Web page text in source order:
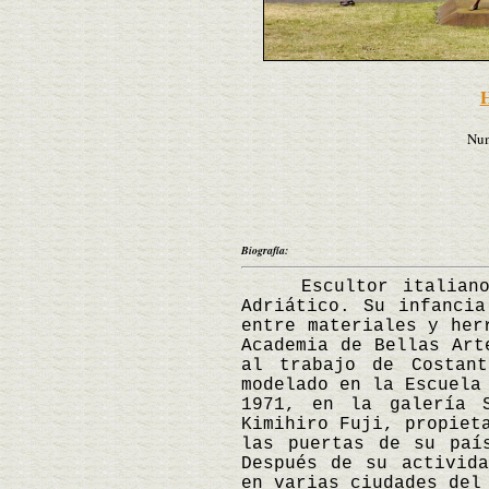
Biografía:
Escultor italiano
Adriático. Su
entre materiales y
Academia de Bellas
al trabajo de
modelado en la
1971, en la galería
Kimihiro Fuji,
las puertas de su
Después de su
en varias ciudades del